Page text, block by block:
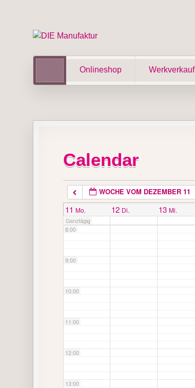
Onlineshop Werkverkauf
Calendar
WOCHE VOM DEZEMBER 11
11 Mo. 12 Di. 13 Mi.
Ganztägig
6:00
7:00
8:00
9:00
10:00
11:00
12:00
13:00